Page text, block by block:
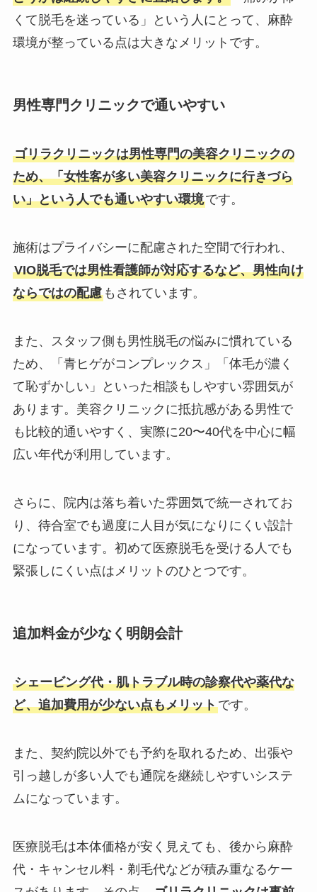
くて脱毛を迷っている」という人にとって、麻酔
環境が整っている点は大きなメリットです。
男性専門クリニックで通いやすい
ゴリラクリニックは男性専門の美容クリニックの
ため、「女性客が多い美容クリニックに行きづら
い」という人でも通いやすい環境です。
施術はプライバシーに配慮された空間で行われ、
VIO脱毛では男性看護師が対応するなど、男性向け
ならではの配慮もされています。
また、スタッフ側も男性脱毛の悩みに慣れている
ため、「青ヒゲがコンプレックス」「体毛が濃く
て恥ずかしい」といった相談もしやすい雰囲気が
あります。美容クリニックに抵抗感がある男性で
も比較的通いやすく、実際に20〜40代を中心に幅
広い年代が利用しています。
さらに、院内は落ち着いた雰囲気で統一されてお
り、待合室でも過度に人目が気になりにくい設計
になっています。初めて医療脱毛を受ける人でも
緊張しにくい点はメリットのひとつです。
追加料金が少なく明朗会計
シェービング代・肌トラブル時の診察代や薬代な
ど、追加費用が少ない点もメリットです。
また、契約院以外でも予約を取れるため、出張や
引っ越しが多い人でも通院を継続しやすいシステ
ムになっています。
医療脱毛は本体価格が安く見えても、後から麻酔
代・キャンセル料・剃毛代などが積み重なるケー